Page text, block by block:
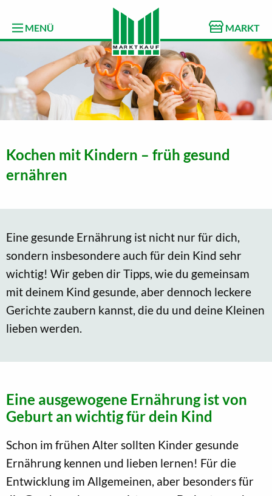
MENÜ MARKT
Kochen mit Kindern – früh gesund
ernähren
Eine gesunde Ernährung ist nicht nur für dich,
sondern insbesondere auch für dein Kind sehr
wichtig! Wir geben dir Tipps, wie du gemeinsam
mit deinem Kind gesunde, aber dennoch leckere
Gerichte zaubern kannst, die du und deine Kleinen
lieben werden.
Eine ausgewogene Ernährung ist von
Geburt an wichtig für dein Kind
Schon im frühen Alter sollten Kinder gesunde
Ernährung kennen und lieben lernen! Für die
Entwicklung im Allgemeinen, aber besonders für